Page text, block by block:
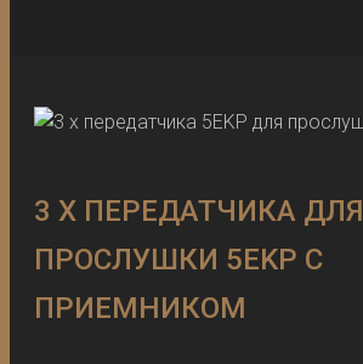
3 Х ПЕРЕДАТЧИКА ДЛЯ
ПРОСЛУШКИ 5EKP С
ПРИЕМНИКОМ